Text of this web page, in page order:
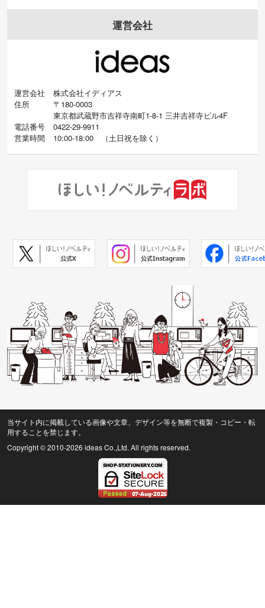
運営会社
運営会社
株式会社イディアス
住所
〒180-0003
東京都武蔵野市吉祥寺南町1-8-1 三井吉祥寺ビル4F
電話番号
0422-29-9911
営業時間
10:00-18:00 （土日祝を除く）
当サイト内に掲載している画像や文章、デザイン等を無断で複製・コピー・転
用することを禁じます。
Copyright © 2010-2026 ideas Co.,Ltd. All rights reserved.